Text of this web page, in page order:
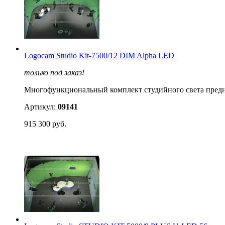
Logocam Studio Kit-7500/12 DIM Alpha LED
только под заказ!
Многофункциональный комплект студийного света
Артикул: 09141
915 300 руб.